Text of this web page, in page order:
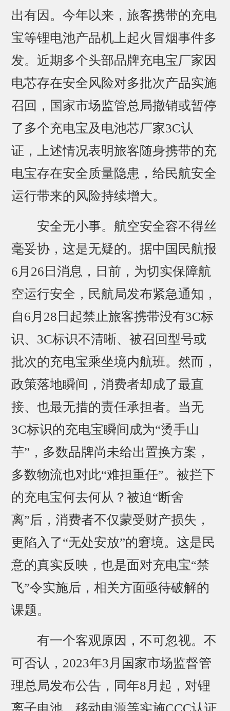
出有因。今年以来，旅客携带的充电
宝等锂电池产品机上起火冒烟事件多
发。近期多个头部品牌充电宝厂家因
电芯存在安全风险对多批次产品实施
召回，国家市场监管总局撤销或暂停
了多个充电宝及电池芯厂家3C认
证，上述情况表明旅客随身携带的充
电宝存在安全质量隐患，给民航安全
运行带来的风险持续增大。
安全无小事。航空安全容不得丝
毫妥协，这是无疑的。据中国民航报
6月26日消息，日前，为切实保障航
空运行安全，民航局发布紧急通知，
自6月28日起禁止旅客携带没有3C标
识、3C标识不清晰、被召回型号或
批次的充电宝乘坐境内航班。然而，
政策落地瞬间，消费者却成了最直
接、也最无措的责任承担者。当无
3C标识的充电宝瞬间成为“烫手山
芋”，多数品牌尚未给出置换方案，
多数物流也对此“难担重任”。被拦下
的充电宝何去何从？被迫“断舍
离”后，消费者不仅蒙受财产损失，
更陷入了“无处安放”的窘境。这是民
意的真实反映，也是面对充电宝“禁
飞”令实施后，相关方面亟待破解的
课题。
有一个客观原因，不可忽视。不
可否认，2023年3月国家市场监督管
理总局发布公告，同年8月起，对锂
离子电池、移动电源等实施CCC认证